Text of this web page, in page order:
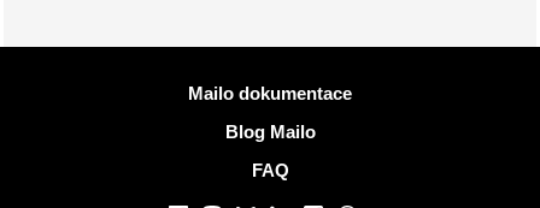
Mailo dokumentace
Blog Mailo
FAQ